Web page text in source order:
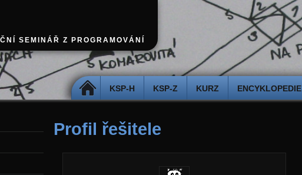
SEMINÁŘ Z PROGRAMOVÁNÍ
DOMŮ KSP-H KSP-Z KURZ ENCYKLOPEDIE
Profil řešitele